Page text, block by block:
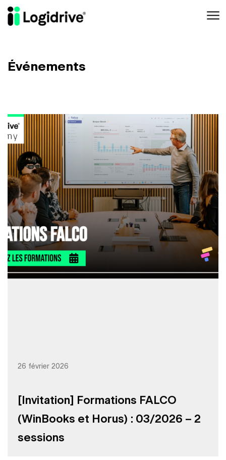
Aller au contenu principal
Événements
[Invitation] Formations FALCO
(WinBooks et Horus) : 03/2026 – 2
sessions
26 février 2026